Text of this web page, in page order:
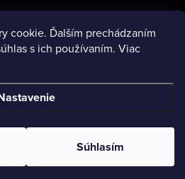
cookie. Ďalším prechádzaním
s ich používaním. Viac
Súhlasím
. Všetky práva vyhradené.